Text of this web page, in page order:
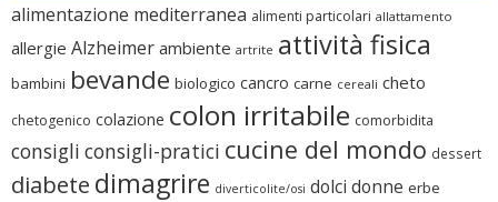
alimentazione mediterranea alimenti particolari allattamento
allergie Alzheimer ambiente artrite attività fisica
bambini bevande biologico cancro carne cereali cheto
chetogenico colazione colon irritabile comorbidita
consigli consigli-pratici cucine del mondo dessert
diabete dimagrire diverticolite/osi dolci donne erbe